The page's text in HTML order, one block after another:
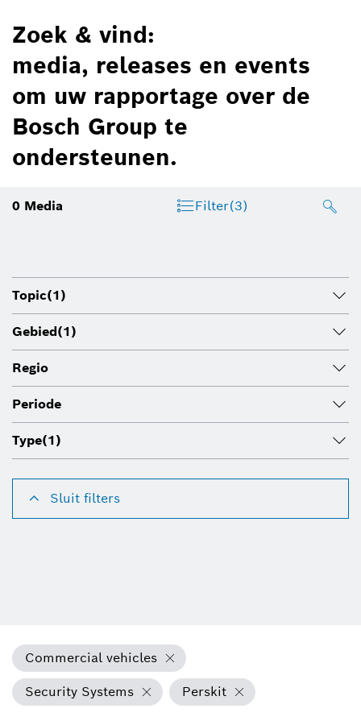
Zoek & vind:
media, releases en events
om uw rapportage over de
Bosch Group te
ondersteunen.
0 Media Filter(3)
Topic(1)
Gebied(1)
Regio
Periode
Type(1)
Sluit filters
Commercial vehicles
Security Systems
Perskit